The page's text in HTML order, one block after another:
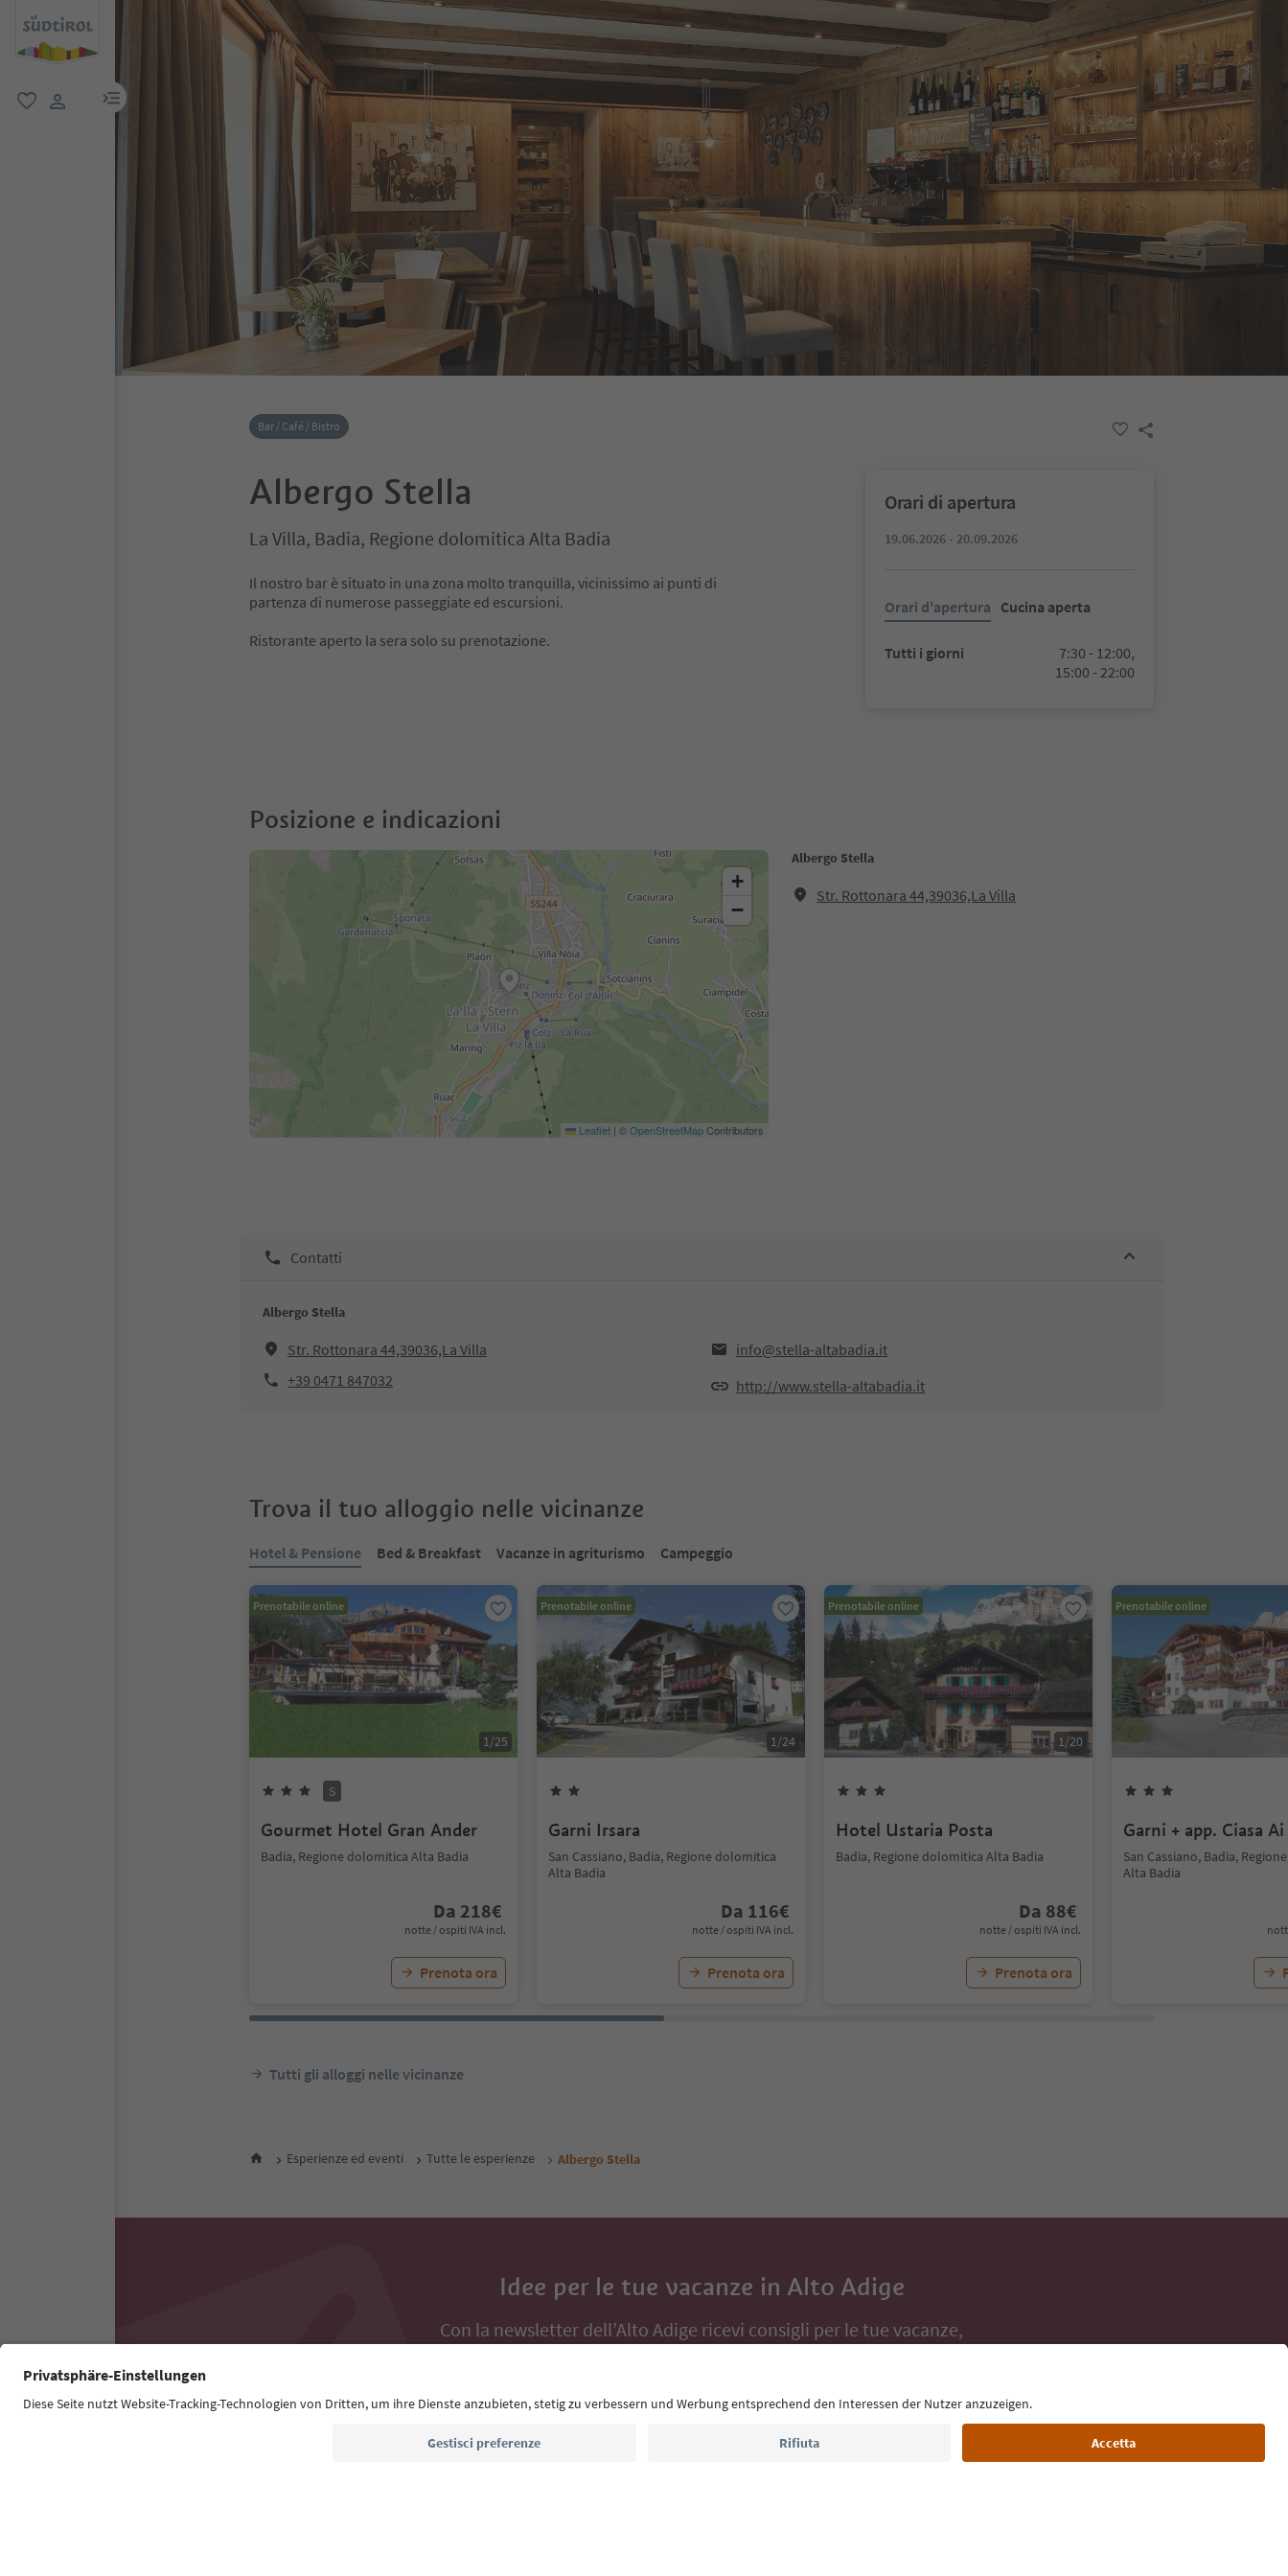
menu link
Bar / Café / Bistro
Albergo Stella
La Villa, Badia, Regione dolomitica Alta Badia
Il nostro bar è situato in una zona molto tranquilla, vicinissimo ai punti di
partenza di numerose passeggiate ed escursioni.
Ristorante aperto la sera solo su prenotazione.
Orari di apertura
19.06.2026 - 20.09.2026
Orari d'apertura Cucina aperta
Tutti i giorni
7:30 - 12:00,
15:00 - 22:00
Posizione e indicazioni
Albergo Stella
Str. Rottonara 44,39036,La Villa
+
−
Leaflet | ©OpenStreetMapContributors
Contatti
Albergo Stella
Str. Rottonara 44,39036,La Villa
info@stella-altabadia.it
+39 0471 847032
http://www.stella-altabadia.it
Trova il tuo alloggio nelle vicinanze
Hotel & Pensione Bed & Breakfast Vacanze in agriturismo Campeggio
Prenotabile online
1/25
S
Gourmet Hotel Gran Ander
Badia, Regione dolomitica Alta Badia
Da 218€
notte / ospiti IVA incl.
Prenota ora
Prenotabile online
1/24
Garni Irsara
San Cassiano, Badia, Regione dolomitica
Alta Badia
Da 116€
notte / ospiti IVA incl.
Prenota ora
Prenotabile online
1/20
Hotel Ustaria Posta
Badia, Regione dolomitica Alta Badia
Da 88€
notte / ospiti IVA incl.
Prenota ora
Prenotabile online
Garni + app. Ciasa
San Cassiano, Badia,
Alta Badia
Tutti gli alloggi nelle vicinanze
Esperienze ed eventi Tutte le esperienze Albergo Stella
Idee per le tue vacanze in Alto Adige
Con la newsletter dell’Alto Adige ricevi consigli per le tue vacanze,